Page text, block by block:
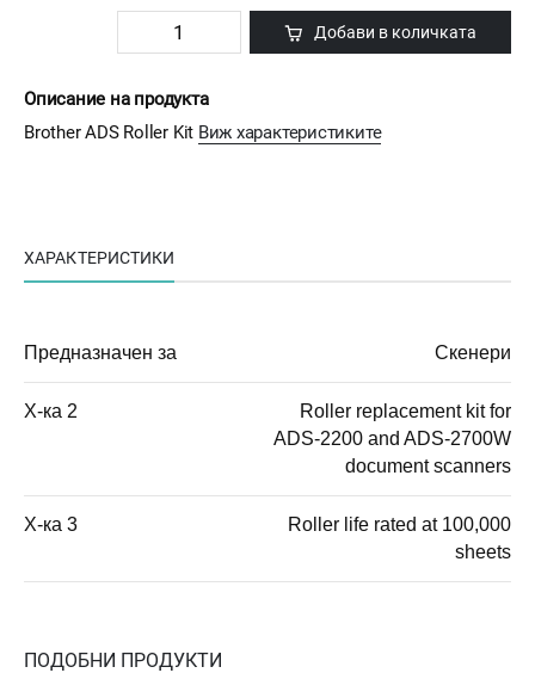
Добави в количката
Описание на продукта
Brother ADS Roller Kit Виж характеристиките
ХАРАКТЕРИСТИКИ
Предназначен за Скенери
Х-ка 2
Roller replacement kit for
ADS-2200 and ADS-2700W
document scanners
Х-ка 3
Roller life rated at 100,000
sheets
ПОДОБНИ ПРОДУКТИ